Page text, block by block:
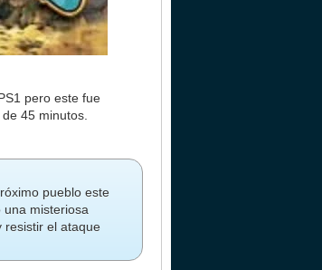
pero este fue
45 minutos.
pueblo este
misteriosa
resistir el ataque